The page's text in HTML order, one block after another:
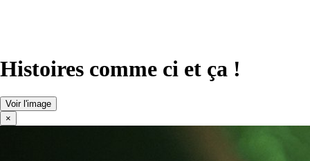
Histoires comme ci et ça !
Voir l'image
×